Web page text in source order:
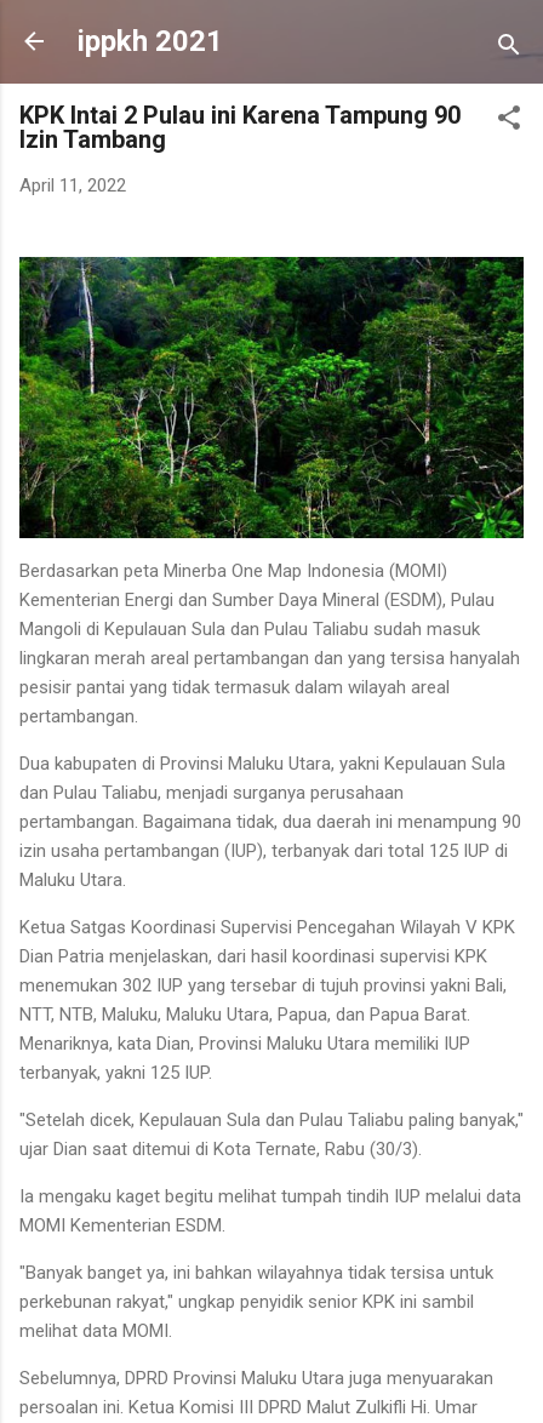
Skip to main content
ippkh 2021
KPK Intai 2 Pulau ini Karena Tampung 90
Izin Tambang
April 11, 2022
Berdasarkan peta Minerba One Map Indonesia (MOMI)
Kementerian Energi dan Sumber Daya Mineral (ESDM), Pulau
Mangoli di Kepulauan Sula dan Pulau Taliabu sudah masuk
lingkaran merah areal pertambangan dan yang tersisa hanyalah
pesisir pantai yang tidak termasuk dalam wilayah areal
pertambangan.
Dua kabupaten di Provinsi Maluku Utara, yakni Kepulauan Sula
dan Pulau Taliabu, menjadi surganya perusahaan
pertambangan. Bagaimana tidak, dua daerah ini menampung 90
izin usaha pertambangan (IUP), terbanyak dari total 125 IUP di
Maluku Utara.
Ketua Satgas Koordinasi Supervisi Pencegahan Wilayah V KPK
Dian Patria menjelaskan, dari hasil koordinasi supervisi KPK
menemukan 302 IUP yang tersebar di tujuh provinsi yakni Bali,
NTT, NTB, Maluku, Maluku Utara, Papua, dan Papua Barat.
Menariknya, kata Dian, Provinsi Maluku Utara memiliki IUP
terbanyak, yakni 125 IUP.
"Setelah dicek, Kepulauan Sula dan Pulau Taliabu paling banyak,"
ujar Dian saat ditemui di Kota Ternate, Rabu (30/3).
Ia mengaku kaget begitu melihat tumpah tindih IUP melalui data
MOMI Kementerian ESDM.
"Banyak banget ya, ini bahkan wilayahnya tidak tersisa untuk
perkebunan rakyat," ungkap penyidik senior KPK ini sambil
melihat data MOMI.
Sebelumnya, DPRD Provinsi Maluku Utara juga menyuarakan
persoalan ini. Ketua Komisi III DPRD Malut Zulkifli Hi. Umar